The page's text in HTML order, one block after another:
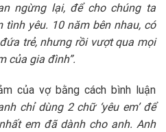
ngừng lại, để cho chúng ta
yêu. 10 năm bên nhau, có
trẻ, nhưng rồi vượt qua mọi
của gia đình”.
của vợ bằng cách bình luận
chỉ dùng 2 chữ ‘yêu em’ để
em đã dành cho anh. Anh